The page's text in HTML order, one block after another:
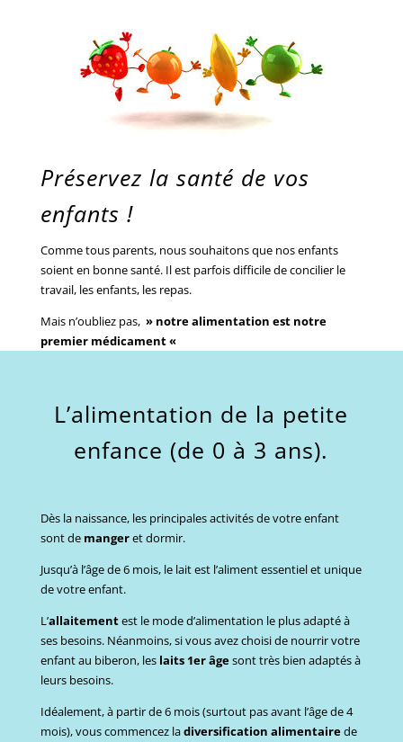
Préservez la santé de vos
enfants !
Comme tous parents, nous souhaitons que nos enfants
soient en bonne santé. Il est parfois difficile de concilier le
travail, les enfants, les repas.
Mais n’oubliez pas,» notre alimentation est notre
premier médicament «
L’alimentation de la petite
enfance (de 0 à 3 ans).
Dès la naissance, les principales activités de votre enfant
sont de mangeret dormir.
Jusqu’à l’âge de 6 mois, le lait est l’aliment essentiel et unique
de votre enfant.
L’allaitementest le mode d’alimentation le plus adapté à
ses besoins. Néanmoins, si vous avez choisi de nourrir votre
enfant au biberon, les laits 1er âgesont très bien adaptés à
leurs besoins.
Idéalement, à partir de 6 mois (surtout pas avant l’âge de 4
mois), vous commencez ladiversification alimentairede